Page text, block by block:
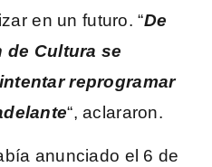
en un futuro. “De
de Cultura se
reprogramar
“, aclararon.
anunciado el 6 de